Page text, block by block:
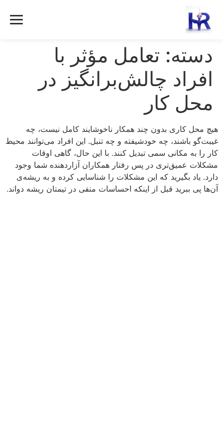
محتوا
دسته: تعامل مؤثر با
افراد چالش‌برانگیز در
محل کار
هیچ محل کاری بدون چند همکار ناخوشایند کامل نیست، چه
غیبت‌گو باشند، چه خودشیفته و چه تنبل. این افراد می‌توانند محیط
کار را به مکانی سمی تبدیل کنند. با این حال، گاهی اوقات
مشکلات عمیق‌تری در پس رفتار همکاران آزاردهنده شما وجود
دارد. یاد بگیرید که این مشکلات را شناسایی کرده و به ریشه‌ی
آن‌ها پی ببرید قبل از اینکه احساسات منفی در تیمتان ریشه دواند.